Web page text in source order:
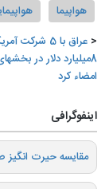
هواپیما
عراق با 5 شرکت
8میلیارد دلار در
امضاء کرد
اینفوگرافی
️مقایسه حیرت انگیز